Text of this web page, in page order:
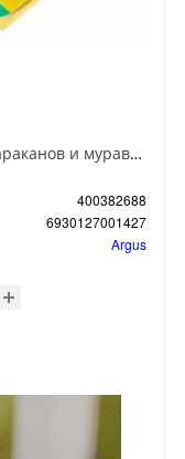
Argus Клеевая ловушка-домик от тараканов и муравьев
400382688
6930127001427
Argus